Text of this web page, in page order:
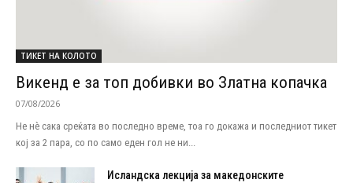
ТИКЕТ НА КОЛОТО
Викенд е за топ добивки во Златна копачка
07/08/2026
Не нѐ сака среќата во последно време, тоа го докажа и последниот тикет
кој за 2 пара, со по само еден гол не ни...
Исландска лекција за македонските